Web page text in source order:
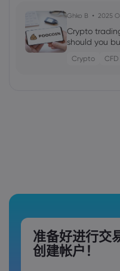
Ghko B 2025
Crypto
should you
Crypto
准备好进行交
创建帐户！